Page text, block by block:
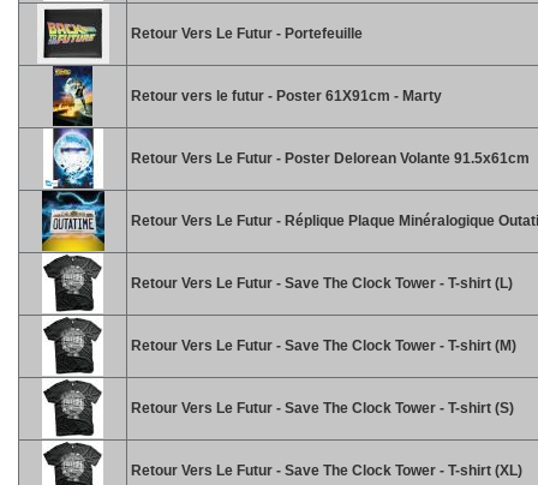
Retour Vers Le Futur - Portefeuille
Retour vers le futur - Poster 61X91cm - Marty
Retour Vers Le Futur - Poster Delorean Volante 91.5x61cm
Retour Vers Le Futur - Réplique Plaque Minéralogique
Retour Vers Le Futur - Save The Clock Tower - T-shirt (L)
Retour Vers Le Futur - Save The Clock Tower - T-shirt (M)
Retour Vers Le Futur - Save The Clock Tower - T-shirt (S)
Retour Vers Le Futur - Save The Clock Tower - T-shirt (XL)